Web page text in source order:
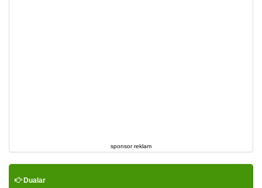
sponsor reklam
Dualar